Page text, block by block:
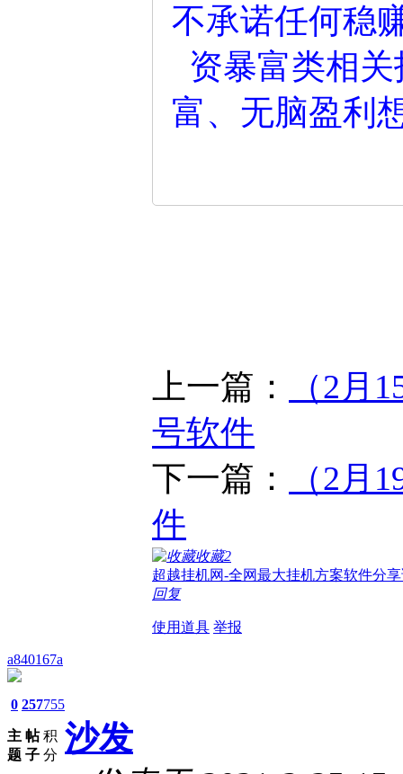
不承诺任何稳
资暴富类相
富、无脑盈利
上一篇：
（2月
号软件
下一篇：
（2月
件
收藏2
超越挂机网-全网最大挂机方案软件分
回复
使用道具 举报
a840167a
0
主
题
257
帖
子
755
积
分 沙发